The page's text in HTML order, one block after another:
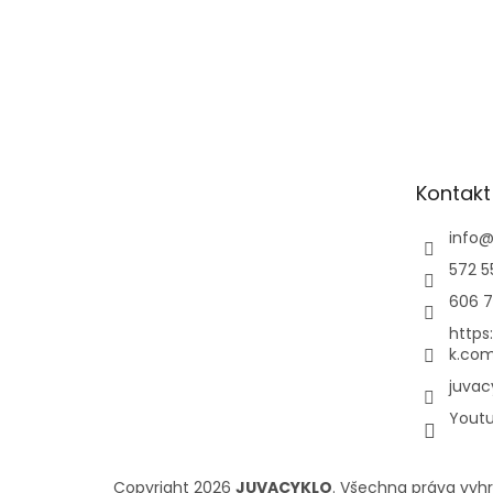
Kontakt
info@
572
606
Copyright 2026 JUVACYKLO. Všechna práva